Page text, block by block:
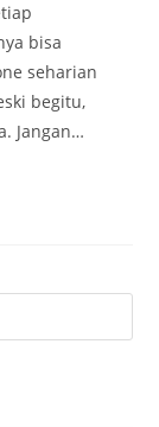
bisa
seharian
begitu,
Jangan…